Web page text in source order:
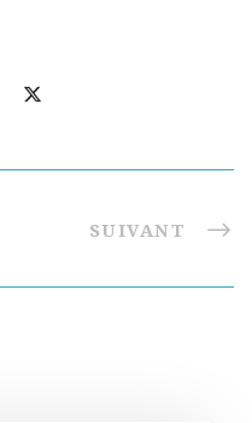
SUIVANT